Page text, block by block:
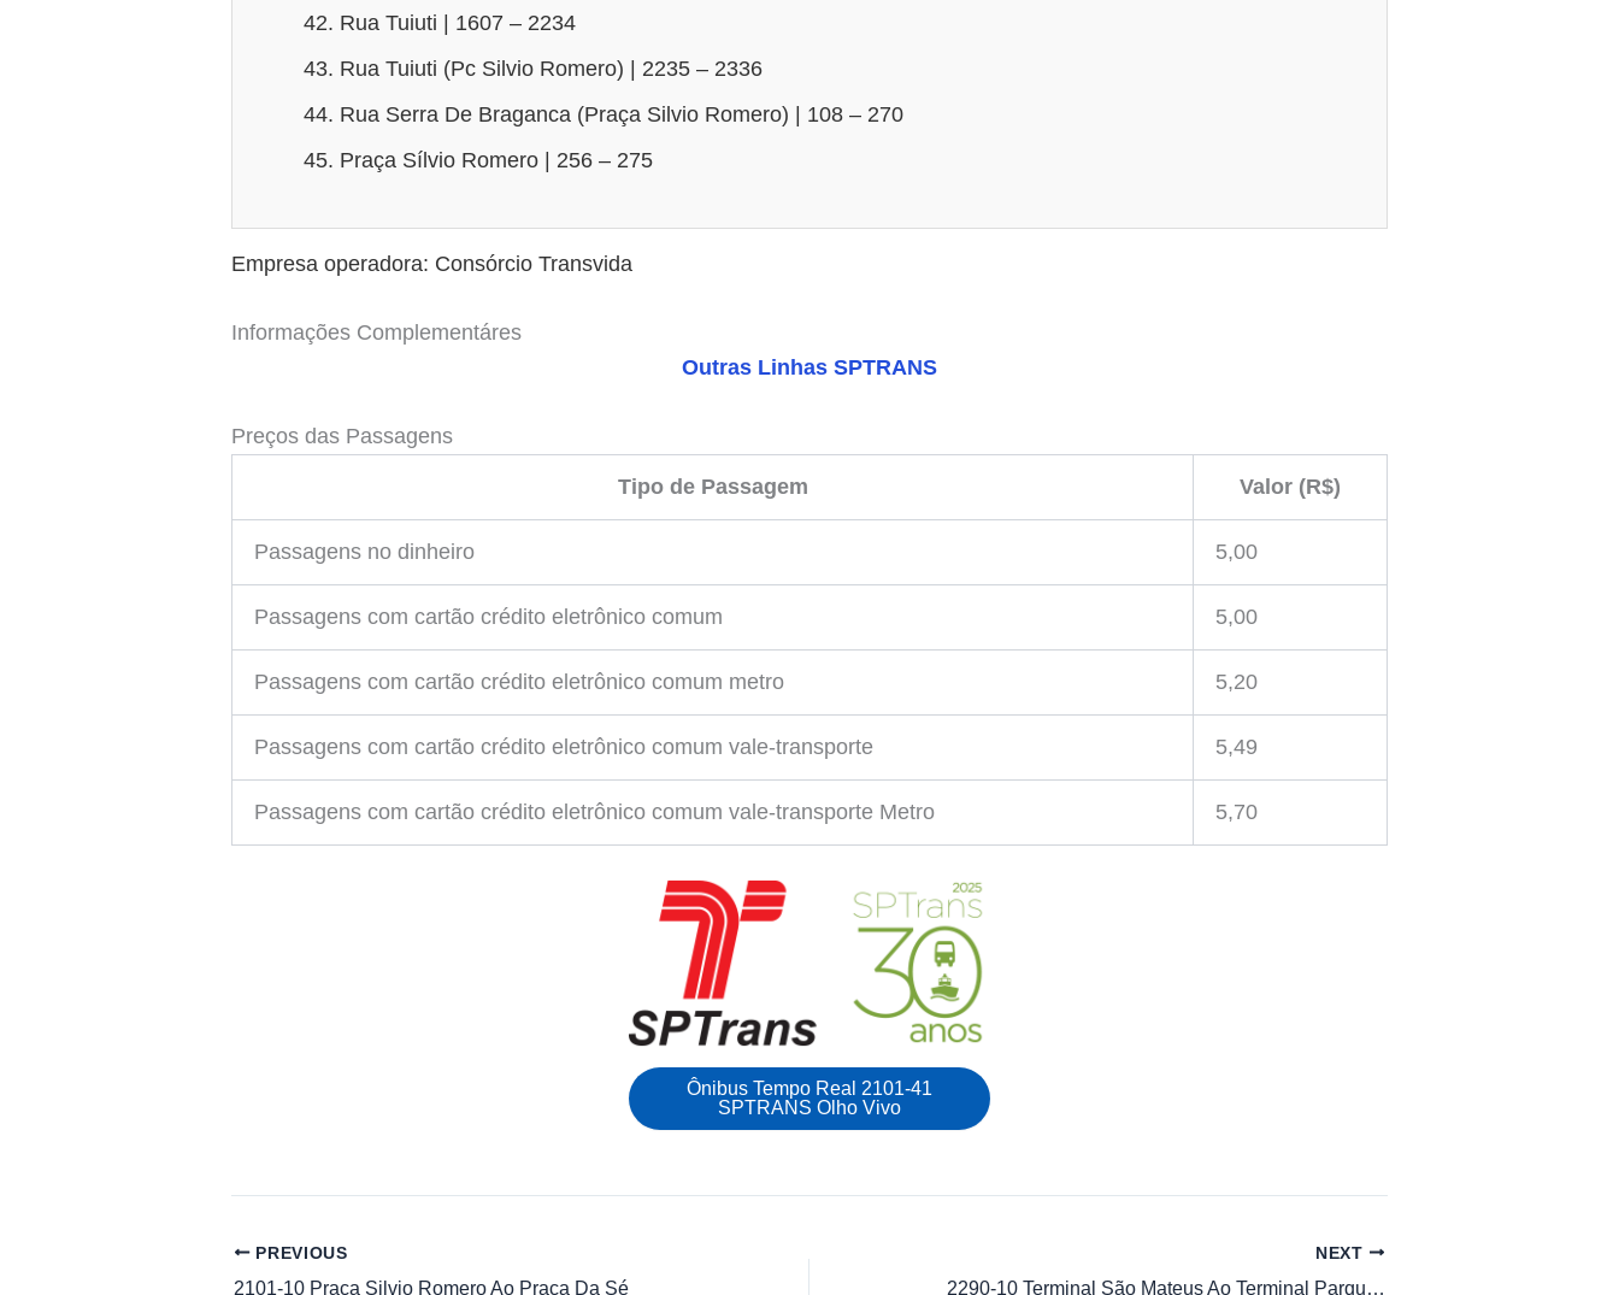
Rua Tuiuti | 1607 – 2234
Rua Tuiuti (Pc Silvio Romero) | 2235 – 2336
Rua Serra De Braganca (Praça Silvio Romero) | 108 – 270
Praça Sílvio Romero | 256 – 275
Empresa operadora: Consórcio Transvida
Informações Complementáres
Outras Linhas SPTRANS
Preços das Passagens
Tipo de Passagem Valor (R$)
Passagens no dinheiro 5,00
Passagens com cartão crédito eletrônico comum 5,00
Passagens com cartão crédito eletrônico comum metro 5,20
Passagens com cartão crédito eletrônico comum vale-transporte 5,49
Passagens com cartão crédito eletrônico comum vale-transporte Metro 5,70
Ônibus Tempo Real 2101-41
SPTRANS Olho Vivo
PREVIOUS
2101-10 Praça Silvio Romero Ao Praça Da Sé
NEXT
2290-10 Terminal São Mateus Ao Terminal Parque D. Pedro Ii